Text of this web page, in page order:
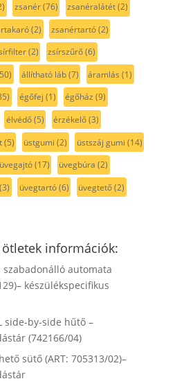
zsanér(76) zsanéralátét(2)
(2) zsanértartó(2)
(2) zsírszűrő(6)
állítható láb(7) áramlás (1)
égőfej (1) égőház (9)
élvédő(5) érzékelő(3)
(5) üstgumi (2) üstszáj gumi (14)
üvegajtó(17) üvegbúra (2)
(3) üvegtartó(6) üvegtető(2)
információk:
szabadonálló automata
készülékspecifikus
side-by-side hűtő –
(742166/04)
sütő (ART: 705313/02)–